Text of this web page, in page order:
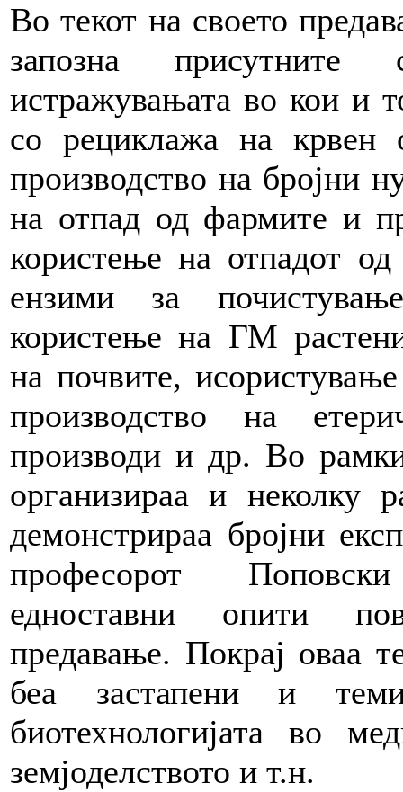
Во текот на своето
запозна присутните
истражувањата во кои и
со рециклажа на крвен
производство на бројни
на отпад од фармите и
користење на отпадот
ензими за
користење на ГМ
на почвите,
производство на
производи и др. Во
организираа и неколку
демонстрираа бројни
професорот
едноставни опити
предавање. Покрај оваа
беа застапени и
биотехнологијата во
земјоделството и т.н.